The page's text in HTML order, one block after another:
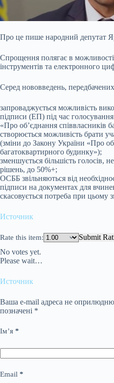
Про це пише народний депутат
Спрощення полягає в
інструментів та електронного
Серед нововведень,
запроваджується можливість
підписи (ЕП) під час
«Про об’єднання співвласників
створюється можливість брати
(зміни до Закону України «Про
багатоквартирного будинку»);
зменшується більшість голосів,
рішень, до 50%+;
ОСББ звільняються від
підписи на документах для
скасовується потреба при
Источник
Rate this item:
Submit
No votes yet.
Please wait…
Источник
Ваша e-mail адреса не
позначені *
Ім’я *
Email *